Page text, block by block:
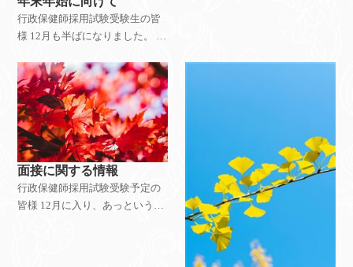
行政保健師採用試験受験生の皆
様 12月も半ばになりました。 街
れ、クリスマスモードですね！
クリスマスが過ぎるとあっとい
う間に年末、新しい年を迎える
準備に大忙しで
文章をまだ作成
面接に関する情報
行政保健師採用試験受験予定の
皆様 12月に入り、あっという間